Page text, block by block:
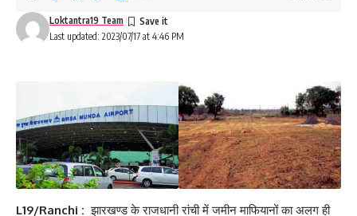
Last updated: 2023/07/17 at 4:46 PM
Loktantra19 Team
L19/Ranchi : झारखण्ड के राजधानी रांची में जमीन माफियानों का अलग ही